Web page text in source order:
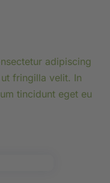
adipiscing
fringilla velit. In
tincidunt eget eu